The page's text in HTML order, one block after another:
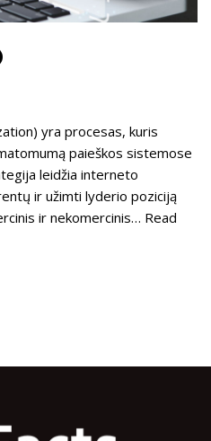
yra procesas, kuris
paieškos sistemose
leidžia interneto
ir užimti lyderio poziciją
ir nekomercinis… Read